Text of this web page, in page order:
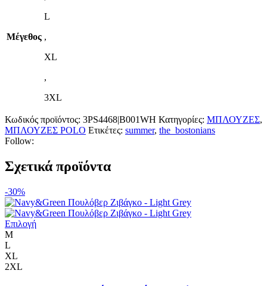
Μέγεθος
L
,
XL
,
3XL
Κωδικός προϊόντος: 3PS4468|B001WH Κατηγορίες: ΜΠΛΟΥΖΕΣ,
ΜΠΛΟΥΖΕΣ POLO Ετικέτες: summer, the_bostonians
Follow:
Σχετικά προϊόντα
-30%
ΕπιλογήΑυτό
M
L
XL
2XL